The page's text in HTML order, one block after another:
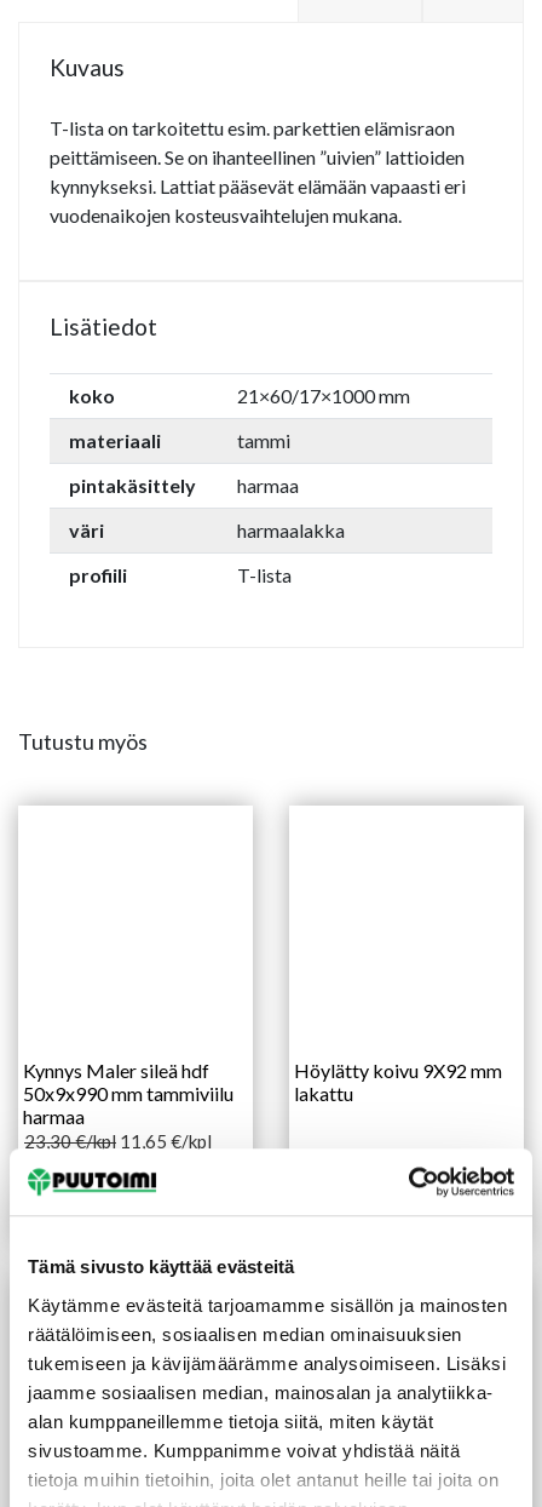
Tämä sivusto käyttää evästeitä
Käytämme evästeitä tarjoamamme sisällön ja mainosten
räätälöimiseen, sosiaalisen median ominaisuuksien
tukemiseen ja kävijämäärämme analysoimiseen. Lisäksi
jaamme sosiaalisen median, mainosalan ja analytiikka-
alan kumppaneillemme tietoja siitä, miten käytät
sivustoamme. Kumppanimme voivat yhdistää näitä
tietoja muihin tietoihin, joita olet antanut heille tai joita on
Kuvaus
T-lista on tarkoitettu esim. parkettien elämisraon
peittämiseen. Se on ihanteellinen ”uivien” lattioiden
kynnykseksi. Lattiat pääsevät elämään vapaasti eri
vuodenaikojen kosteusvaihtelujen mukana.
Lisätiedot
koko
21×60/17×1000 mm
materiaali
tammi
pintakäsittely
harmaa
väri
harmaalakka
profiili
T-lista
Tutustu myös
Kynnys Maler sileä hdf
50x9x990 mm tammiviilu
harmaa
23,30€/kpl 11,65 €/kpl
Lue lisää
Höylätty koivu 9X92 mm
lakattu
Lue lisää